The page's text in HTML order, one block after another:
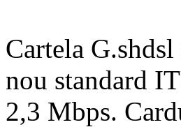
Cartela
nou standard
2,3 Mbps.